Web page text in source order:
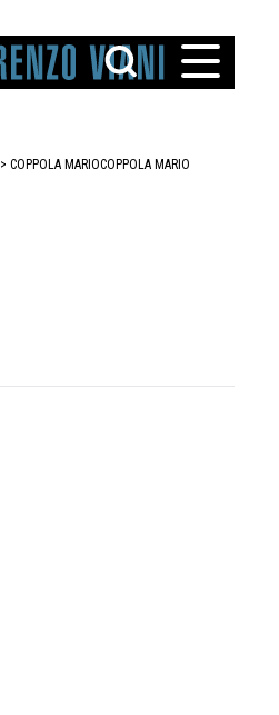
> COPPOLA MARIOCOPPOLA MARIO